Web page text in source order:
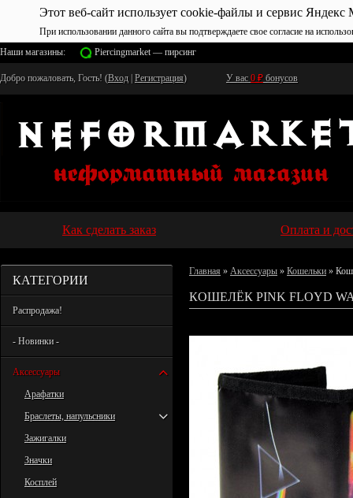
Этот веб-сайт использует cookie-файлы и сервис Яндекс
При использовании данного сайта вы подтверждаете свое согласие на
Наши магазины:
Piercingmarket — пирсинг
Добро пожаловать, Гость! (Вход Регистрация) У вас 0 ₽ бонусов
Как сделать заказ Оплата и
КАТЕГОРИИ
Распродажа!
- Новинки -
Аксессуары
Арафатки
Браслеты, напульсники
Зажигалки
Значки
Косплей
Главная » Аксессуары » Кошельки »
КОШЕЛЁК PINK FLOYD